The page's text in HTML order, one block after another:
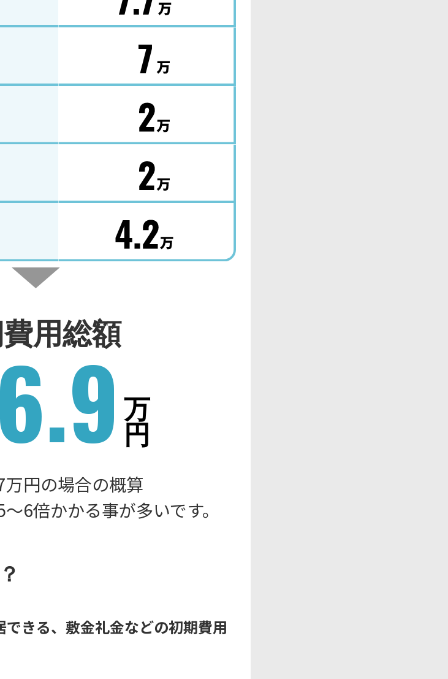
用総額
万
円
円の場合の概算
6倍かかる事が多いです。
きる、敷金礼金などの初期費用